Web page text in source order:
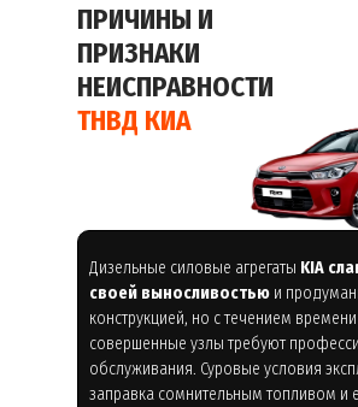
ПРИЧИНЫ И
ПРИЗНАКИ
НЕИСПРАВНОСТИ
ТНВД КИА
Дизельные силовые агрегаты KIA
своей выносливостью и
конструкцией, но с течением
совершенные узлы требуют
обслуживания. Суровые условия
заправка сомнительным топливом и